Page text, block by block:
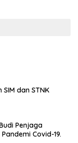
dan STNK
Penjaga
Covid-19.